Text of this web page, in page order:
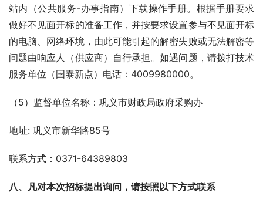
站内（公共服务-办事指南）下载操作手册。根据手册要求
做好不见面开标的准备工作，并按要求设置参与不见面开标
的电脑、网络环境，由此可能引起的解密失败或无法解密等
问题由响应人（供应商）自行承担。如遇问题，请拨打技术
服务单位（国泰新点）电话：4009980000。
（5）监督单位名称：巩义市财政局政府采购办
地址: 巩义市新华路85号
联系方式：0371-64389803
八、凡对本次招标提出询问，请按照以下方式联系